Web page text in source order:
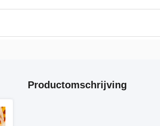
Productomschrijving